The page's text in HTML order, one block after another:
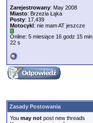
Zarejestrowany: May 2008
Miasto: Brzezia Łąka
Posty: 17,439
Motocykl: nie mam AT jeszcze
Online: 5 miesiące 16 godz 15 min
22 s
Zasady Postowania
You may not post new threads